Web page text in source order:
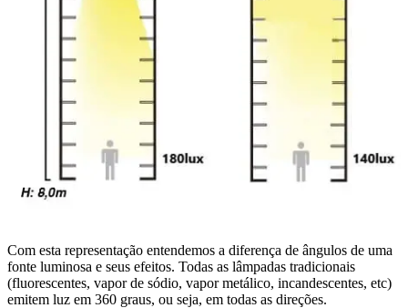
Com esta representação entendemos a diferença de ângulos de uma
fonte luminosa e seus efeitos. Todas as lâmpadas tradicionais
(fluorescentes, vapor de sódio, vapor metálico, incandescentes, etc)
emitem luz em 360 graus, ou seja, em todas as direções.